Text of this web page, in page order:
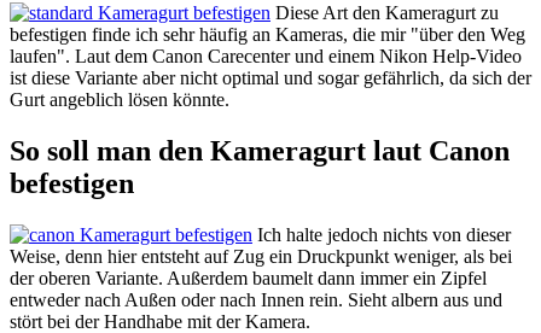
Diese Art den Kameragurt zu
befestigen finde ich sehr häufig an Kameras, die mir "über den Weg
laufen". Laut dem Canon Carecenter und einem Nikon Help-Video
ist diese Variante aber nicht optimal und sogar gefährlich, da sich der
Gurt angeblich lösen könnte.
So soll man den Kameragurt laut Canon
befestigen
Ich halte jedoch nichts von dieser
Weise, denn hier entsteht auf Zug ein Druckpunkt weniger, als bei
der oberen Variante. Außerdem baumelt dann immer ein Zipfel
entweder nach Außen oder nach Innen rein. Sieht albern aus und
stört bei der Handhabe mit der Kamera.